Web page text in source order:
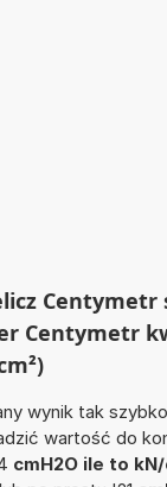
Centymetr
Centymetr
wynik tak
wartość do
cmH2O ile to